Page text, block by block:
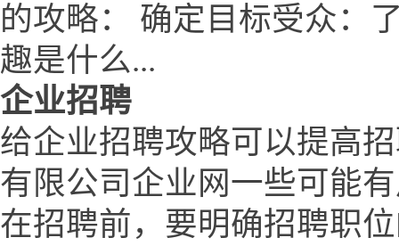
的攻略： 确定目标受众：
趣是什么...
企业招聘
给企业招聘攻略可以提高
有限公司企业网一些可能
在招聘前，要明确招聘职